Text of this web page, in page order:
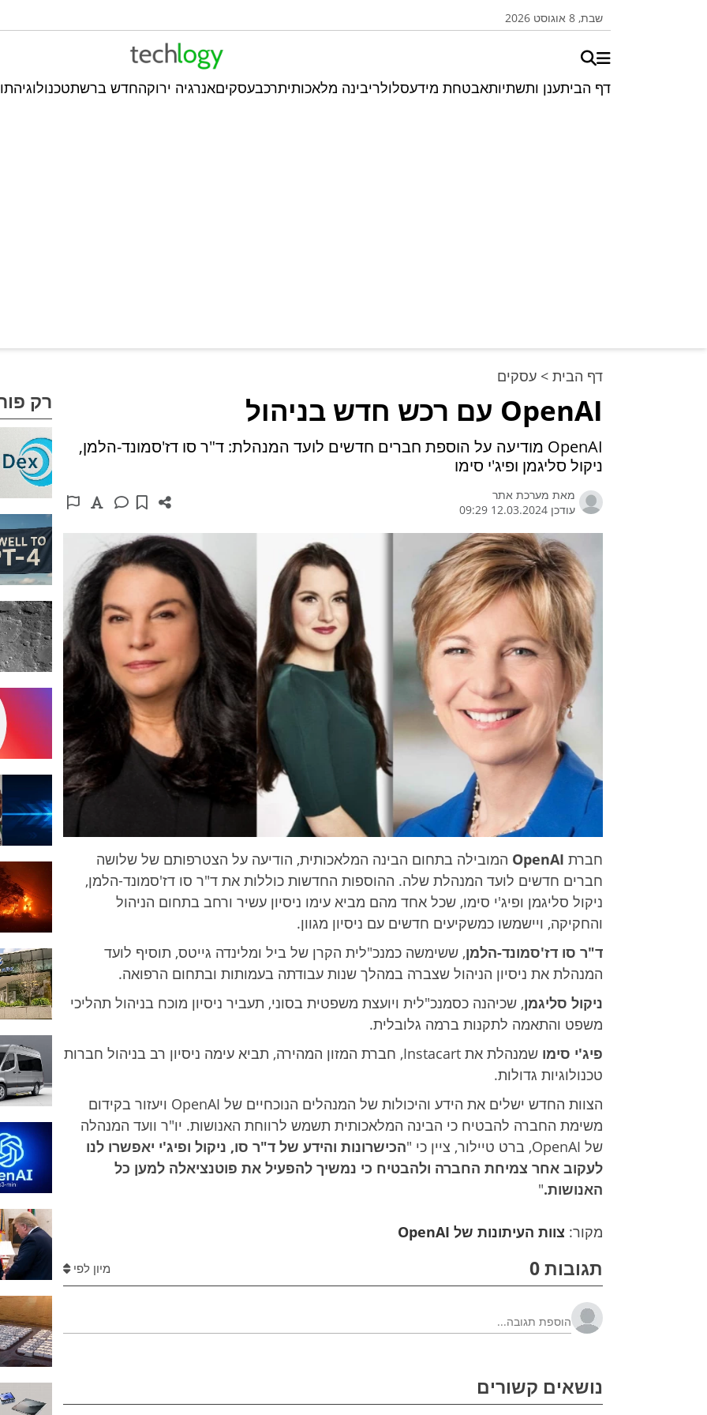
שבת, 8 אוגוסט 2026
דף הביתענן ותשתיותאבטחת מידעסלולריבינה מלאכותיתרכבעסקיםאנרגיה ירוקהחדש ברשתטכנולוגיה
דף הבית > עסקים
OpenAI עם רכש חדש בניהול
OpenAI מודיעה על הוספת חברים חדשים לועד המנהלת: ד"ר סו דז'סמונד-הלמן,
ניקול סליגמן ופיג'י סימו
מאת מערכת אתר
עודכן 12.03.2024 09:29
Sue
Desmond-
Nicole
Seligman,
Fidji Simo
חברת OpenAI המובילה בתחום הבינה המלאכותית, הודיעה על הצטרפותם של שלושה
חברים חדשים לועד המנהלת שלה. ההוספות החדשות כוללות את ד"ר סו דז'סמונד-הלמן,
ניקול סליגמן ופיג'י סימו, שכל אחד מהם מביא עימו ניסיון עשיר ורחב בתחום הניהול
והחקיקה, ויישמשו כמשקיעים חדשים עם ניסיון מגוון.
ד"ר סו דז'סמונד-הלמן, ששימשה כמנכ"לית הקרן של ביל ומלינדה גייטס, תוסיף לועד
המנהלת את ניסיון הניהול שצברה במהלך שנות עבודתה בעמותות ובתחום הרפואה.
ניקול סליגמן, שכיהנה כסמנכ"לית ויועצת משפטית בסוני, תעביר ניסיון מוכח בניהול תהליכי
משפט והתאמה לתקנות ברמה גלובלית.
פיג'י סימו
שמנהלת את Instacart, חברת המזון המהירה, תביא עימה ניסיון רב בניהול חברות
טכנולוגיות גדולות.
הצוות החדש ישלים את הידע והיכולות של המנהלים הנוכחיים של OpenAI ויעזור בקידום
משימת החברה להבטיח כי הבינה המלאכותית תשמש לרווחת האנושות. יו"ר וועד המנהלה
של OpenAI, ברט טיילור, ציין כי "
הכישרונות והידע של ד"ר סו, ניקול ופיג'י יאפשרו לנו
לעקוב אחר צמיחת החברה ולהבטיח כי נמשיך להפעיל את פוטנציאלה למען כל
האנושות."
מקור: צוות העיתונות של OpenAI
תגובות 0 מיון לפי
נושאים קשורים
רק